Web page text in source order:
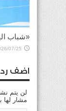
«شباب
07/25
اضف رد
لن يتم
مشار لها